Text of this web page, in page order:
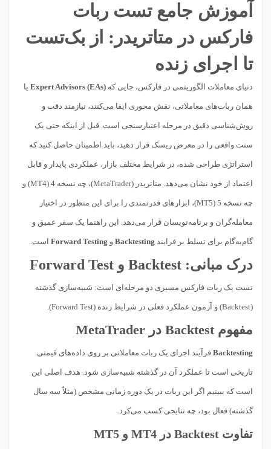
آموزش جامع تست ربات
فارکس در متاتریدر: از بک‌تست
تا اجرای زنده
دنیای معاملات الگوریتمی در فارکس، جایی که Expert Advisors (EAs) یا
همان ربات‌های معاملاتی، نقش محوری ایفا می‌کنند، نیازمند دقت و
روش‌شناسی دقیق در مرحله اعتبارسنجی است. قبل از اینکه حتی یک
سنت واقعی را در معرض ریسک قرار دهید، باید اطمینان حاصل کنید که
استراتژی طراحی شده، در شرایط مختلف بازار، عملکردی پایدار و قابل
اعتماد از خود نشان می‌دهد. متاتریدر (MetaTrader)، چه نسخه 4 (MT4) و
چه نسخه 5 (MT5)، ابزارهای قدرتمندی را برای این منظور در اختیار
معامله‌گران و برنامه‌نویسان قرار می‌دهد. این راهنما یک سفر عمیق و
گام‌به‌گام برای تسلط بر فرایند Backtesting و Forward Testing است.
درک مبانی: Backtest و Forward Test
تست یک ربات فارکس مسیری دو مرحله‌ای است: شبیه‌سازی گذشته
(Backtest) و آزمون عملکرد فعلی در شرایط زنده (Forward Test).
مفهوم Backtest در MetaTrader
Backtesting فرآیند اجرای یک ربات معاملاتی بر روی داده‌های قیمتی
تاریخی است تا عملکرد آن در گذشته شبیه‌سازی شود. هدف اصلی این
است که ببینیم اگر این ربات در یک دوره زمانی مشخص (مثلاً سه سال
گذشته) فعال بود، چه نتایجی کسب می‌کرد.
تفاوت Backtest در MT4 و MT5